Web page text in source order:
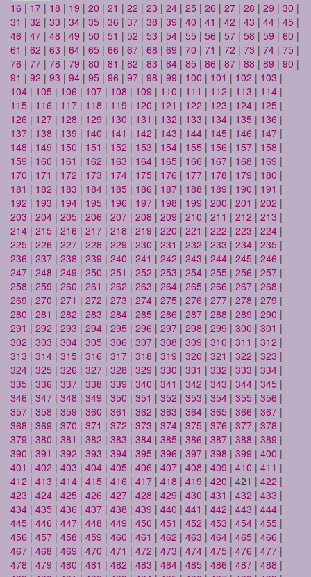
16 | 17 | 18 | 19 | 20 | 21 | 22 | 23 | 24 | 25 | 26 | 27 | 28 | 29 | 30 |
31 | 32 | 33 | 34 | 35 | 36 | 37 | 38 | 39 | 40 | 41 | 42 | 43 | 44 | 45 |
46 | 47 | 48 | 49 | 50 | 51 | 52 | 53 | 54 | 55 | 56 | 57 | 58 | 59 | 60 |
61 | 62 | 63 | 64 | 65 | 66 | 67 | 68 | 69 | 70 | 71 | 72 | 73 | 74 | 75 |
76 | 77 | 78 | 79 | 80 | 81 | 82 | 83 | 84 | 85 | 86 | 87 | 88 | 89 | 90 |
91 | 92 | 93 | 94 | 95 | 96 | 97 | 98 | 99 | 100 | 101 | 102 | 103 |
104 | 105 | 106 | 107 | 108 | 109 | 110 | 111 | 112 | 113 | 114 |
115 | 116 | 117 | 118 | 119 | 120 | 121 | 122 | 123 | 124 | 125 |
126 | 127 | 128 | 129 | 130 | 131 | 132 | 133 | 134 | 135 | 136 |
137 | 138 | 139 | 140 | 141 | 142 | 143 | 144 | 145 | 146 | 147 |
148 | 149 | 150 | 151 | 152 | 153 | 154 | 155 | 156 | 157 | 158 |
159 | 160 | 161 | 162 | 163 | 164 | 165 | 166 | 167 | 168 | 169 |
170 | 171 | 172 | 173 | 174 | 175 | 176 | 177 | 178 | 179 | 180 |
181 | 182 | 183 | 184 | 185 | 186 | 187 | 188 | 189 | 190 | 191 |
192 | 193 | 194 | 195 | 196 | 197 | 198 | 199 | 200 | 201 | 202 |
203 | 204 | 205 | 206 | 207 | 208 | 209 | 210 | 211 | 212 | 213 |
214 | 215 | 216 | 217 | 218 | 219 | 220 | 221 | 222 | 223 | 224 |
225 | 226 | 227 | 228 | 229 | 230 | 231 | 232 | 233 | 234 | 235 |
236 | 237 | 238 | 239 | 240 | 241 | 242 | 243 | 244 | 245 | 246 |
247 | 248 | 249 | 250 | 251 | 252 | 253 | 254 | 255 | 256 | 257 |
258 | 259 | 260 | 261 | 262 | 263 | 264 | 265 | 266 | 267 | 268 |
269 | 270 | 271 | 272 | 273 | 274 | 275 | 276 | 277 | 278 | 279 |
280 | 281 | 282 | 283 | 284 | 285 | 286 | 287 | 288 | 289 | 290 |
291 | 292 | 293 | 294 | 295 | 296 | 297 | 298 | 299 | 300 | 301 |
302 | 303 | 304 | 305 | 306 | 307 | 308 | 309 | 310 | 311 | 312 |
313 | 314 | 315 | 316 | 317 | 318 | 319 | 320 | 321 | 322 | 323 |
324 | 325 | 326 | 327 | 328 | 329 | 330 | 331 | 332 | 333 | 334 |
335 | 336 | 337 | 338 | 339 | 340 | 341 | 342 | 343 | 344 | 345 |
346 | 347 | 348 | 349 | 350 | 351 | 352 | 353 | 354 | 355 | 356 |
357 | 358 | 359 | 360 | 361 | 362 | 363 | 364 | 365 | 366 | 367 |
368 | 369 | 370 | 371 | 372 | 373 | 374 | 375 | 376 | 377 | 378 |
379 | 380 | 381 | 382 | 383 | 384 | 385 | 386 | 387 | 388 | 389 |
390 | 391 | 392 | 393 | 394 | 395 | 396 | 397 | 398 | 399 | 400 |
401 | 402 | 403 | 404 | 405 | 406 | 407 | 408 | 409 | 410 | 411 |
412 | 413 | 414 | 415 | 416 | 417 | 418 | 419 | 420 | 421 | 422 |
423 | 424 | 425 | 426 | 427 | 428 | 429 | 430 | 431 | 432 | 433 |
434 | 435 | 436 | 437 | 438 | 439 | 440 | 441 | 442 | 443 | 444 |
445 | 446 | 447 | 448 | 449 | 450 | 451 | 452 | 453 | 454 | 455 |
456 | 457 | 458 | 459 | 460 | 461 | 462 | 463 | 464 | 465 | 466 |
467 | 468 | 469 | 470 | 471 | 472 | 473 | 474 | 475 | 476 | 477 |
478 | 479 | 480 | 481 | 482 | 483 | 484 | 485 | 486 | 487 | 488 |